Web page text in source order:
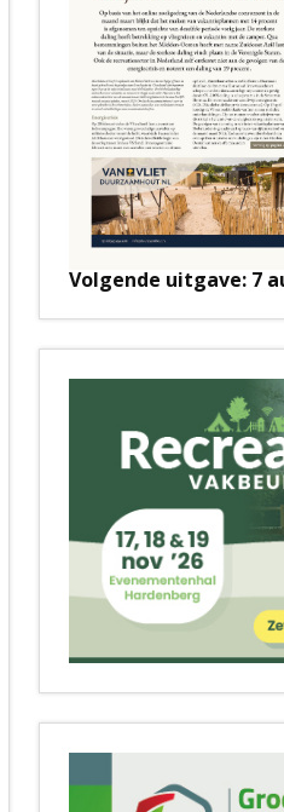
Volgende uitgave: 7